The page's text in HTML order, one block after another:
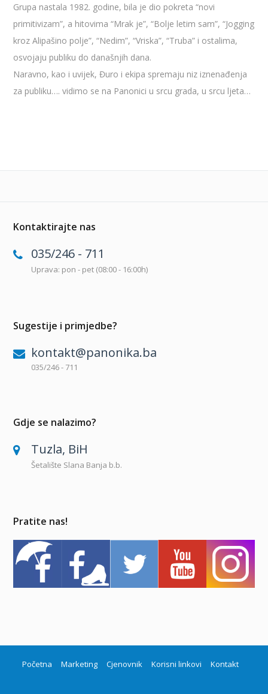
Grupa nastala 1982. godine, bila je dio pokreta “novi
primitivizam”, a hitovima “Mrak je”, “Bolje letim sam”, “Jogging
kroz Alipašino polje”, “Nedim”, “Vriska”, “Truba” i ostalima,
osvojaju publiku do današnjih dana.
Naravno, kao i uvijek, Đuro i ekipa spremaju niz iznenađenja
za publiku…. vidimo se na Panonici u srcu grada, u srcu ljeta…
Kontaktirajte nas
035/246 - 711
Uprava: pon - pet (08:00 - 16:00h)
Sugestije i primjedbe?
kontakt@panonika.ba
035/246 - 711
Gdje se nalazimo?
Tuzla, BiH
Šetalište Slana Banja b.b.
Pratite nas!
Početna Marketing Cjenovnik Korisni linkovi Kontakt